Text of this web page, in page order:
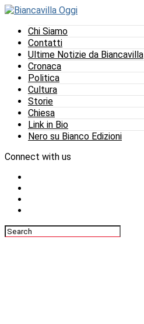
Chi Siamo
Contatti
Ultime Notizie da Biancavilla
Cronaca
Politica
Cultura
Storie
Chiesa
Link in Bio
Nero su Bianco Edizioni
Connect with us